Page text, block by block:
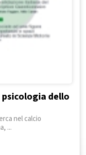
dello
nel calcio
...